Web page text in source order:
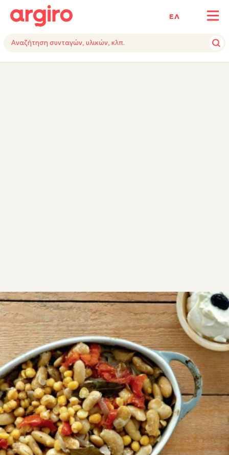
ΕΛ
ΥΛΙΚΑΕΚΤΕΛΕΣΗΕΞΟΠΛΙΣΜΟΣ
ΣΥΝΤΑΓΕΣ ΑΛΜΥΡΑ
Ρεβύθια στο πήλινο με γίγαντες
Ρεβύθια στο πήλινο με γίγαντες, τα δύο αυτά όσπρια
συνδυάζονται μοναδικά και η γεύση αυτού του πιάτου
είναι ανεπανάληπτη!
VG
2 4:10